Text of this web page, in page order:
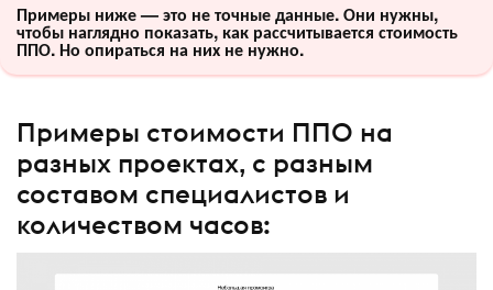
Примеры ниже — это не точные данные. Они нужны,
чтобы наглядно показать, как рассчитывается стоимость
ППО. Но опираться на них не нужно.
Примеры стоимости ППО на
разных проектах, с разным
составом специалистов и
количеством часов: